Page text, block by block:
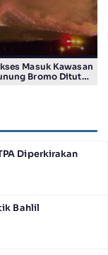
Masuk Kawasan
Bromo Ditutup
Diperkirakan
Bahlil